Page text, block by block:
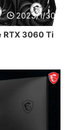
2023/1/30
RTX 3060 Ti